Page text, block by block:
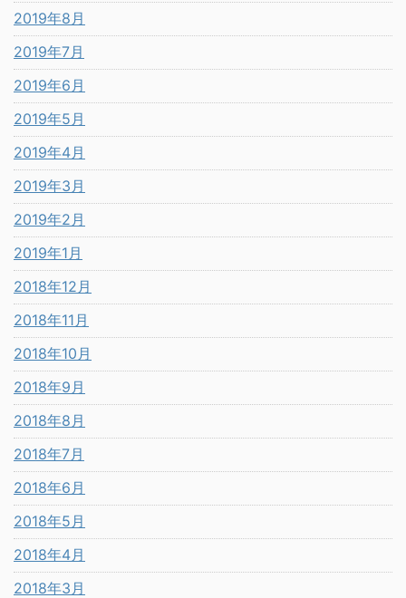
2019年8月
2019年7月
2019年6月
2019年5月
2019年4月
2019年3月
2019年2月
2019年1月
2018年12月
2018年11月
2018年10月
2018年9月
2018年8月
2018年7月
2018年6月
2018年5月
2018年4月
2018年3月